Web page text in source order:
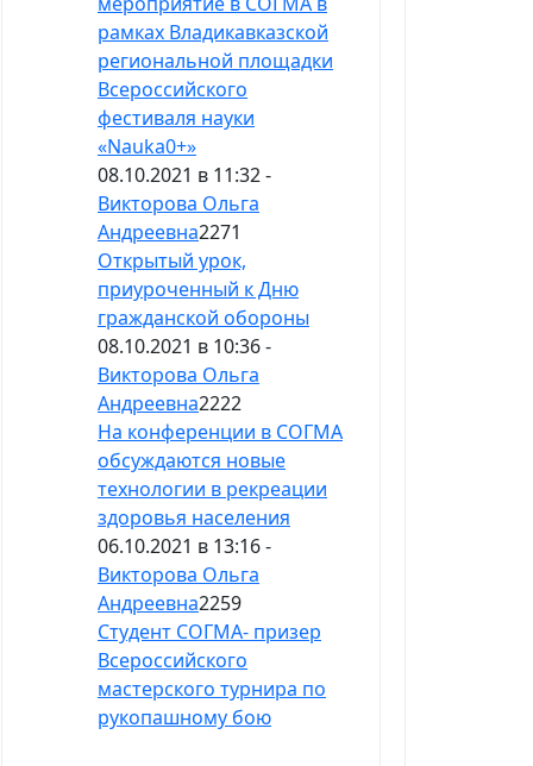
рамках Владикавказской
региональной площадки
Всероссийского
фестиваля науки
«Nauka0+»
08.10.2021 в 11:32 -
Викторова Ольга
Андреевна2271
Открытый урок,
приуроченный к Дню
гражданской обороны
08.10.2021 в 10:36 -
Викторова Ольга
Андреевна2222
На конференции в СОГМА
обсуждаются новые
технологии в рекреации
здоровья населения
06.10.2021 в 13:16 -
Викторова Ольга
Андреевна2259
Студент СОГМА- призер
Всероссийского
мастерского турнира по
рукопашному бою